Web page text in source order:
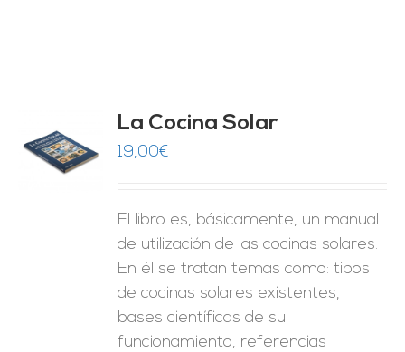
La Cocina Solar
19,00€
El libro es, básicamente, un manual
de utilización de las cocinas solares.
En él se tratan temas como: tipos
de cocinas solares existentes,
bases científicas de su
funcionamiento, referencias